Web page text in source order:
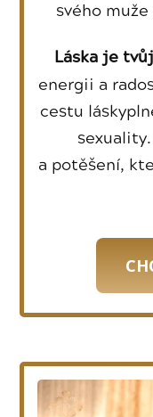
svého
Láska je
energii a
cestu
a potěšení,